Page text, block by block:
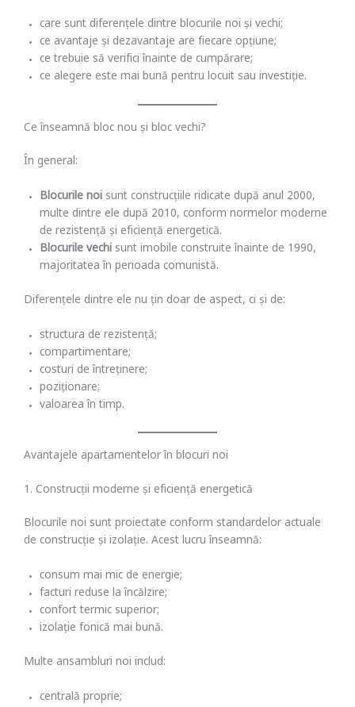
care sunt diferențele dintre blocurile noi și vechi;
ce avantaje și dezavantaje are fiecare opțiune;
ce trebuie să verifici înainte de cumpărare;
ce alegere este mai bună pentru locuit sau investiție.
Ce înseamnă bloc nou și bloc vechi?
În general:
Blocurile noi sunt construcțiile ridicate după anul 2000,
multe dintre ele după 2010, conform normelor moderne
de rezistență și eficiență energetică.
Blocurile vechi sunt imobile construite înainte de 1990,
majoritatea în perioada comunistă.
Diferențele dintre ele nu țin doar de aspect, ci și de:
structura de rezistență;
compartimentare;
costuri de întreținere;
poziționare;
valoarea în timp.
Avantajele apartamentelor în blocuri noi
1. Construcții moderne și eficiență energetică
Blocurile noi sunt proiectate conform standardelor actuale
de construcție și izolație. Acest lucru înseamnă:
consum mai mic de energie;
facturi reduse la încălzire;
confort termic superior;
izolație fonică mai bună.
Multe ansambluri noi includ:
centrală proprie;